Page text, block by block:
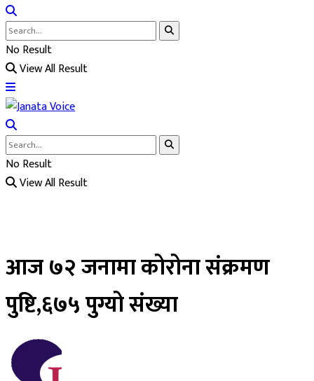
No Result
View All Result
No Result
View All Result
आज ७२ जनामा कोरोना संक्रमण
पुष्टि,६७५ पुग्यो संख्या